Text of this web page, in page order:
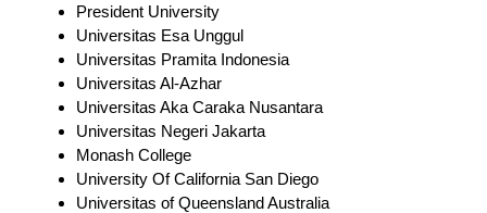
President University
Universitas Esa Unggul
Universitas Pramita Indonesia
Universitas Al-Azhar
Universitas Aka Caraka Nusantara
Universitas Negeri Jakarta
Monash College
University Of California San Diego
Universitas of Queensland Australia